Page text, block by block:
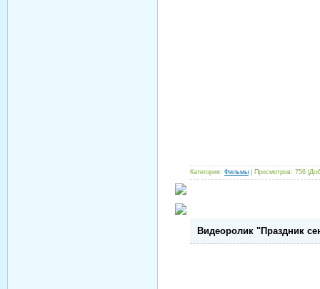
Категория: Фильмы | Просмотров: 756
Видеоролик "Праздник